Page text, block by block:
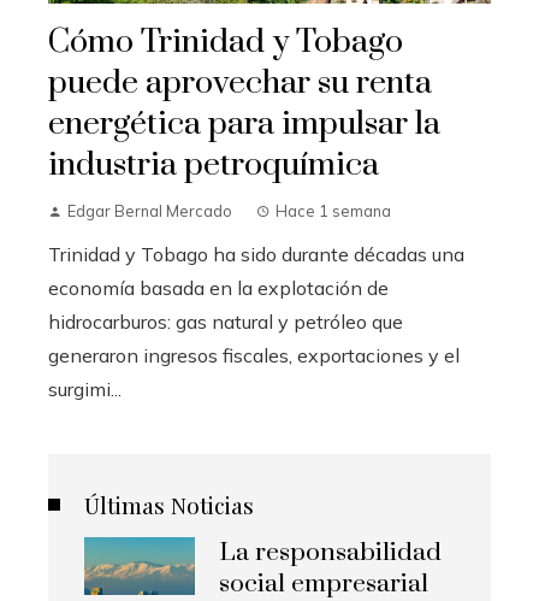
Cómo Trinidad y Tobago
puede aprovechar su renta
energética para impulsar la
industria petroquímica
Edgar Bernal Mercado Hace 1 semana
Trinidad y Tobago ha sido durante décadas una
economía basada en la explotación de
hidrocarburos: gas natural y petróleo que
generaron ingresos fiscales, exportaciones y el
surgimi...
Últimas Noticias
La responsabilidad
social empresarial